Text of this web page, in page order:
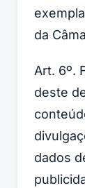
da
Art. 6º.
deste
dados